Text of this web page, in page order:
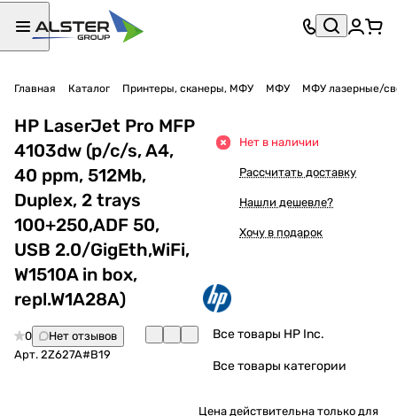
Главная Каталог Принтеры, сканеры, МФУ МФУ МФУ лазерные/
HP LaserJet Pro MFP
4103dw (p/c/s, A4,
40 ppm, 512Mb,
Duplex, 2 trays
100+250,ADF 50,
USB 2.0/GigEth,WiFi,
W1510A in box,
repl.W1A28A)
0
Нет отзывов
Арт. 2Z627A#B19
Нет в наличии
Рассчитать доставку
Нашли дешевле?
Хочу в подарок
Все товары HP Inc.
Все товары категории
Цена действительна только для